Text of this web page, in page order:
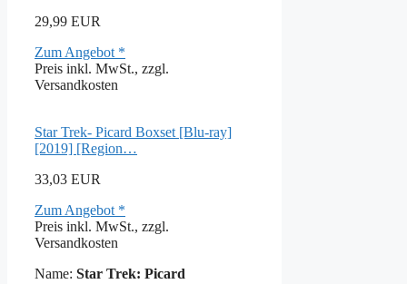
29,99 EUR
Zum Angebot *
Preis inkl. MwSt., zzgl.
Versandkosten
Star Trek- Picard Boxset [Blu-ray]
[2019] [Region…
33,03 EUR
Zum Angebot *
Preis inkl. MwSt., zzgl.
Versandkosten
Name: Star Trek: Picard